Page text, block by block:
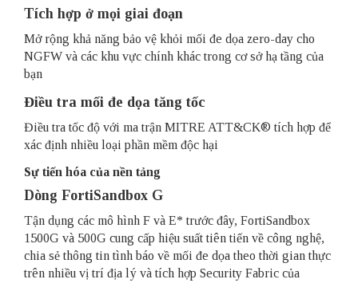
Tích hợp ở mọi giai đoạn
Mở rộng khả năng bảo vệ khỏi mối đe dọa zero-day cho
NGFW và các khu vực chính khác trong cơ sở hạ tầng của
bạn
Điều tra mối đe dọa tăng tốc
Điều tra tốc độ với ma trận MITRE ATT&CK® tích hợp để
xác định nhiều loại phần mềm độc hại
Sự tiến hóa của nền tảng
Dòng FortiSandbox G
Tận dụng các mô hình F và E* trước đây, FortiSandbox
1500G và 500G cung cấp hiệu suất tiên tiến về công nghệ,
chia sẻ thông tin tình báo về mối đe dọa theo thời gian thực
trên nhiều vị trí địa lý và tích hợp Security Fabric của